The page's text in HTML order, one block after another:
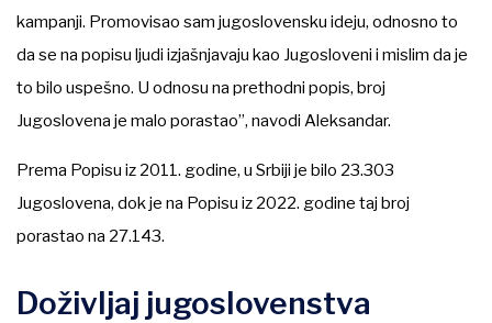
kampanji. Promovisao sam jugoslovensku ideju, odnosno to
da se na popisu ljudi izjašnjavaju kao Jugosloveni i mislim da je
to bilo uspešno. U odnosu na prethodni popis, broj
Jugoslovena je malo porastao”, navodi Aleksandar.
Prema Popisu iz 2011. godine, u Srbiji je bilo 23.303
Jugoslovena, dok je na Popisu iz 2022. godine taj broj
porastao na 27.143.
Doživljaj jugoslovenstva